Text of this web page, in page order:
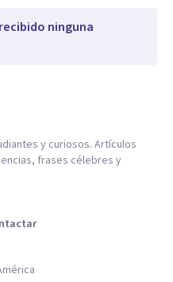
ninguna
y curiosos. Artículos
frases célebres y